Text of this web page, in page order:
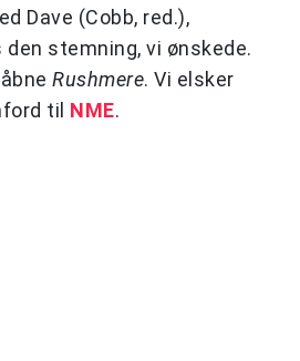
Dave (Cobb, red.),
stemning, vi ønskede.
Rushmere. Vi elsker
til NME.